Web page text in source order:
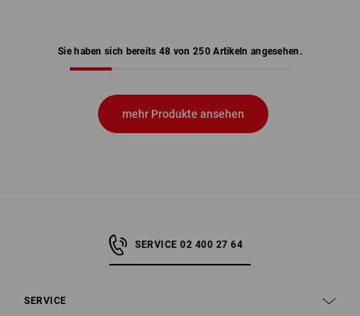
Sie haben sich bereits 48 von 250 Artikeln angesehen.
mehr Produkte ansehen
SERVICE 02 400 27 64
SERVICE